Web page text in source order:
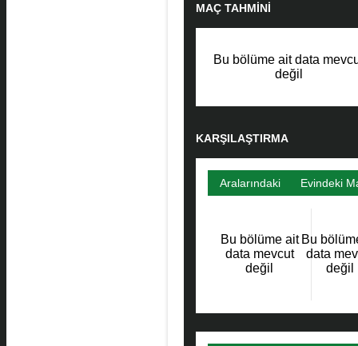
MAÇ TAHMINI
Bu bölüme ait data
değil
KARŞILAŞTIRMA
Aralarındaki
Bu bölüme ait
data mevcut
değil
Evindeki
Bu
data
değil